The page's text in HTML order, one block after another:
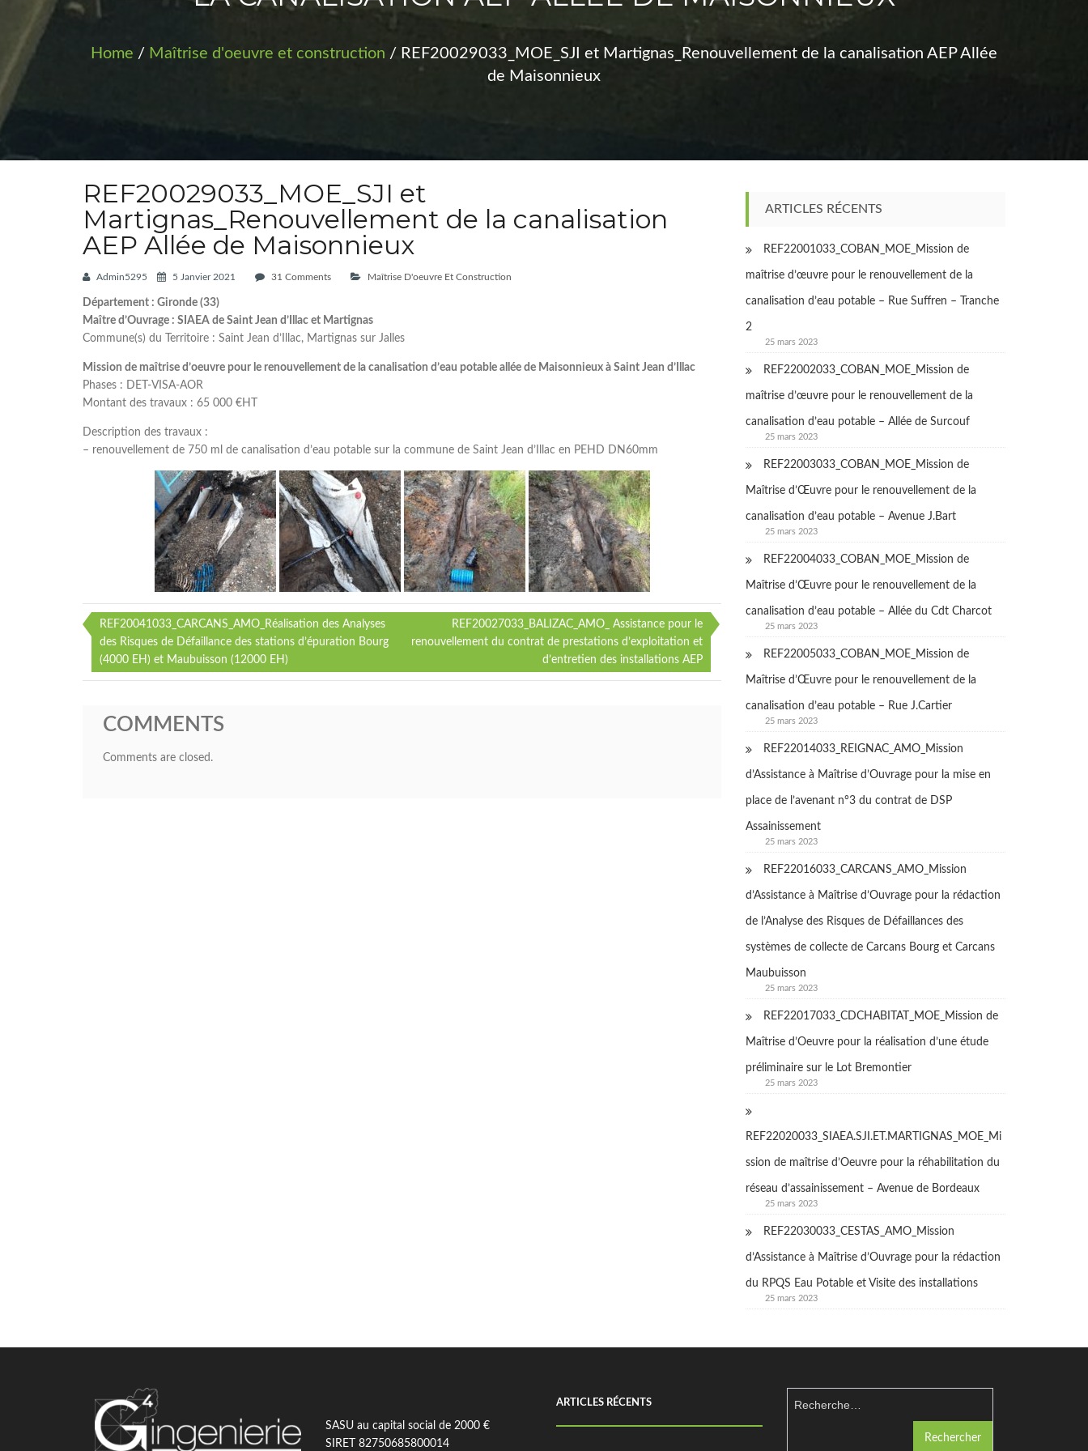
Home / Maîtrise d'oeuvre et construction / REF20029033_MOE_SJI et Martignas_Renouvellement de la canalisation AEP Allée
de Maisonnieux
REF20029033_MOE_SJI et
Martignas_Renouvellement de la canalisation
AEP Allée de Maisonnieux
Admin5295 5 Janvier 2021 31 Comments Maîtrise D'oeuvre Et Construction
Département : Gironde (33)
Maître d’Ouvrage : SIAEA de Saint Jean d’Illac et Martignas
Commune(s) du Territoire : Saint Jean d’Illac, Martignas sur Jalles
Mission de maîtrise d’oeuvre pour le renouvellement de la canalisation d’eau potable allée de Maisonnieux à Saint Jean d’Illac
Phases : DET-VISA-AOR
Montant des travaux : 65 000 €HT
Description des travaux :
– renouvellement de 750 ml de canalisation d’eau potable sur la commune de Saint Jean d’Illac en PEHD DN60mm
Navigation
de
REF20041033_CARCANS_AMO_Réalisation des Analyses
des Risques de Défaillance des stations d’épuration Bourg
(4000 EH) et Maubuisson (12000 EH)
REF20027033_BALIZAC_AMO_ Assistance pour le
renouvellement du contrat de prestations d’exploitation et
d’entretien des installations AEP
COMMENTS
Comments are closed.
ARTICLES RÉCENTS
REF22001033_COBAN_MOE_Mission de
maîtrise d’œuvre pour le renouvellement de la
canalisation d’eau potable – Rue Suffren – Tranche
2
25 mars 2023
REF22002033_COBAN_MOE_Mission de
maîtrise d’œuvre pour le renouvellement de la
canalisation d’eau potable – Allée de Surcouf
25 mars 2023
REF22003033_COBAN_MOE_Mission de
Maîtrise d’Œuvre pour le renouvellement de la
canalisation d’eau potable – Avenue J.Bart
25 mars 2023
REF22004033_COBAN_MOE_Mission de
Maîtrise d’Œuvre pour le renouvellement de la
canalisation d’eau potable – Allée du Cdt Charcot
25 mars 2023
REF22005033_COBAN_MOE_Mission de
Maîtrise d’Œuvre pour le renouvellement de la
canalisation d’eau potable – Rue J.Cartier
25 mars 2023
REF22014033_REIGNAC_AMO_Mission
d’Assistance à Maîtrise d’Ouvrage pour la mise en
place de l’avenant n°3 du contrat de DSP
Assainissement
25 mars 2023
REF22016033_CARCANS_AMO_Mission
d’Assistance à Maîtrise d’Ouvrage pour la rédaction
de l’Analyse des Risques de Défaillances des
systèmes de collecte de Carcans Bourg et Carcans
Maubuisson
25 mars 2023
REF22017033_CDCHABITAT_MOE_Mission de
Maîtrise d’Oeuvre pour la réalisation d’une étude
préliminaire sur le Lot Bremontier
25 mars 2023
REF22020033_SIAEA.SJI.ET.MARTIGNAS_MOE_Mi
ssion de maîtrise d’Oeuvre pour la réhabilitation du
réseau d’assainissement – Avenue de Bordeaux
25 mars 2023
REF22030033_CESTAS_AMO_Mission
d’Assistance à Maîtrise d’Ouvrage pour la rédaction
du RPQS Eau Potable et Visite des installations
25 mars 2023
SASU au capital social de 2000 €
SIRET 82750685800014
ARTICLES RÉCENTS